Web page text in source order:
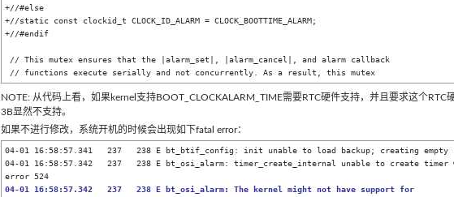
+//#else
+//static const clockid_t CLOCK_ID_ALARM = CLOCK_BOOTTIME_ALARM;
+//#endif
NOTE: 从代码上看，如果kernel支持BOOT_CLOCKALARM_TIME需要RTC硬件支持，并且要求这个RTC
3B显然不支持。
如果不进行修改，系统开机的时候会出现如下fatal error：
04-01 16:58:57.341   237   238 E bt_btif_config: init unable to load backup; creating empty
04-01 16:58:57.342   237   238 E bt_osi_alarm: timer_create_internal unable to create timer
04-01 16:58:57.342   237   238 E bt_osi_alarm: The kernel might not have support for